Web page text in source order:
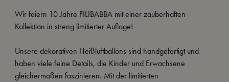
Wir feiern 10 Jahre FILIBABBA mit einer zauberhaften
Kollektion in streng limitierter Auflage!
Unsere dekorativen Heißluftballons sind handgefertigt und
haben viele feine Details, die Kinder und Erwachsene
gleichermaßen faszinieren. Mit der limitierten